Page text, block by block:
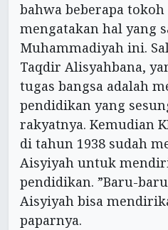
bahwa beberapa
mengatakan hal yang
Muhammadiyah ini.
Taqdir Alisyahbana,
tugas bangsa adalah
pendidikan yang
rakyatnya. Kemudian
di tahun 1938 sudah
Aisyiyah untuk
pendidikan. ”Baru-
Aisyiyah bisa
paparnya.